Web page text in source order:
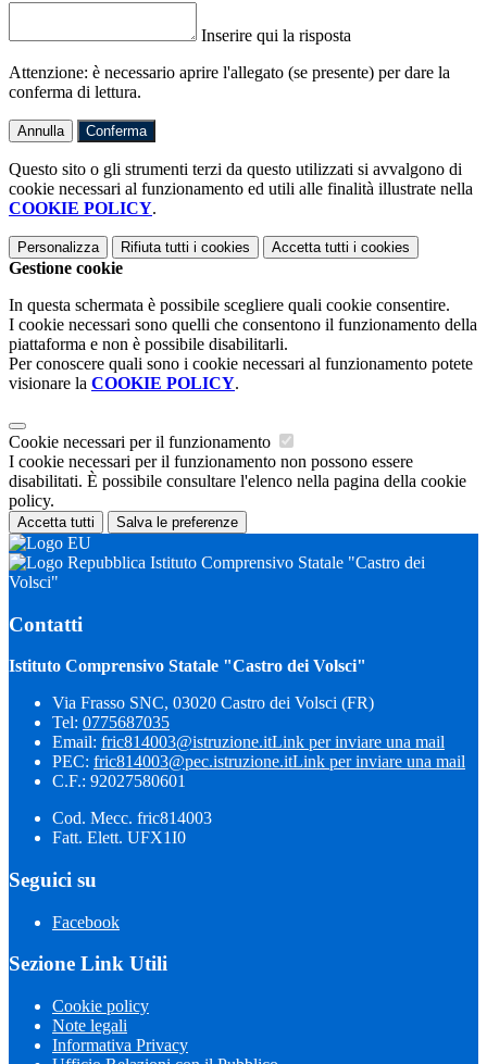
Inserire qui la risposta
Attenzione: è necessario aprire l'allegato (se presente) per dare la
conferma di lettura.
Annulla Conferma
Questo sito o gli strumenti terzi da questo utilizzati si avvalgono di
cookie necessari al funzionamento ed utili alle finalità illustrate nella
COOKIE POLICY.
Personalizza Rifiuta tutti i cookies Accetta tutti i cookies
Gestione cookie
In questa schermata è possibile scegliere quali cookie consentire.
I cookie necessari sono quelli che consentono il funzionamento della
piattaforma e non è possibile disabilitarli.
Per conoscere quali sono i cookie necessari al funzionamento potete
visionare la COOKIE POLICY.
Cookie necessari per il funzionamento
I cookie necessari per il funzionamento non possono essere
disabilitati. È possibile consultare l'elenco nella pagina della cookie
policy.
Accetta tutti Salva le preferenze
Istituto Comprensivo Statale "Castro dei
Volsci"
Contatti
Istituto Comprensivo Statale "Castro dei Volsci"
Via Frasso SNC, 03020 Castro dei Volsci (FR)
Tel: 0775687035
Email: fric814003@istruzione.itLink per inviare una mail
PEC: fric814003@pec.istruzione.itLink per inviare una mail
C.F.: 92027580601
Cod. Mecc. fric814003
Fatt. Elett. UFX1I0
Seguici su
Facebook
Sezione Link Utili
Cookie policy
Note legali
Informativa Privacy